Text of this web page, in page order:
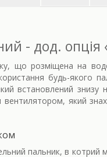
- дод. опція
що розміщена на
будь-якого
встановлений знизу
який
пальник, в котрий